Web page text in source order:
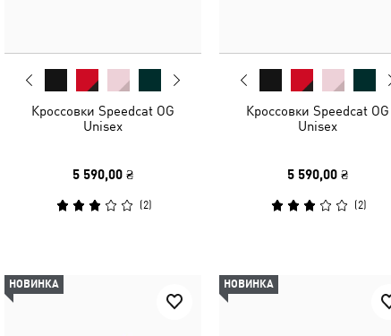
Кроссовки Speedcat OG
Unisex
5 590,00 ₴
(2)
Кроссовки Speedcat OG
Unisex
5 590,00 ₴
(2)
НОВИНКА НОВИНКА